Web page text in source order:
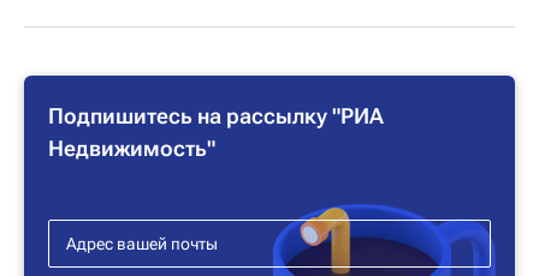
Подпишитесь на рассылку "РИА
Недвижимость"